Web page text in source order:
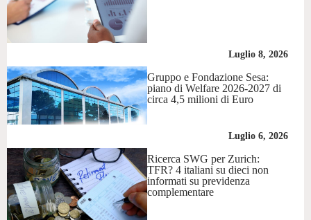
Luglio 8, 2026
Gruppo e Fondazione Sesa:
piano di Welfare 2026-2027 di
circa 4,5 milioni di Euro
Luglio 6, 2026
Ricerca SWG per Zurich:
TFR? 4 italiani su dieci non
informati su previdenza
complementare